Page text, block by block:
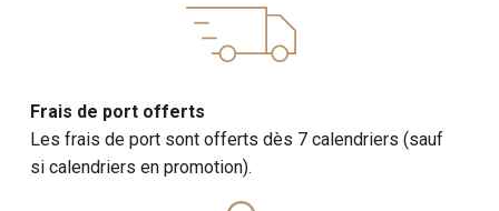
Calendriers 2027 : Les Pionniers de l'Art
Urbain
Calendrier Jean-Michel Basquiat : De la Rue
Frais de port offerts
Les frais de port sont offerts dès 7 calendriers (sauf
si calendriers en promotion).